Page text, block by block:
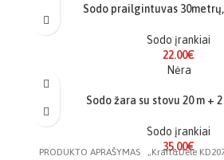
Sodo prailgintuvas 30metrų,
Sodo įrankiai
22.00€
Nėra
Sodo žara su stovu 20 m + 2
Sodo įrankiai
35.00€
PRODUKTO APRAŠYMAS „Kraft&Dele